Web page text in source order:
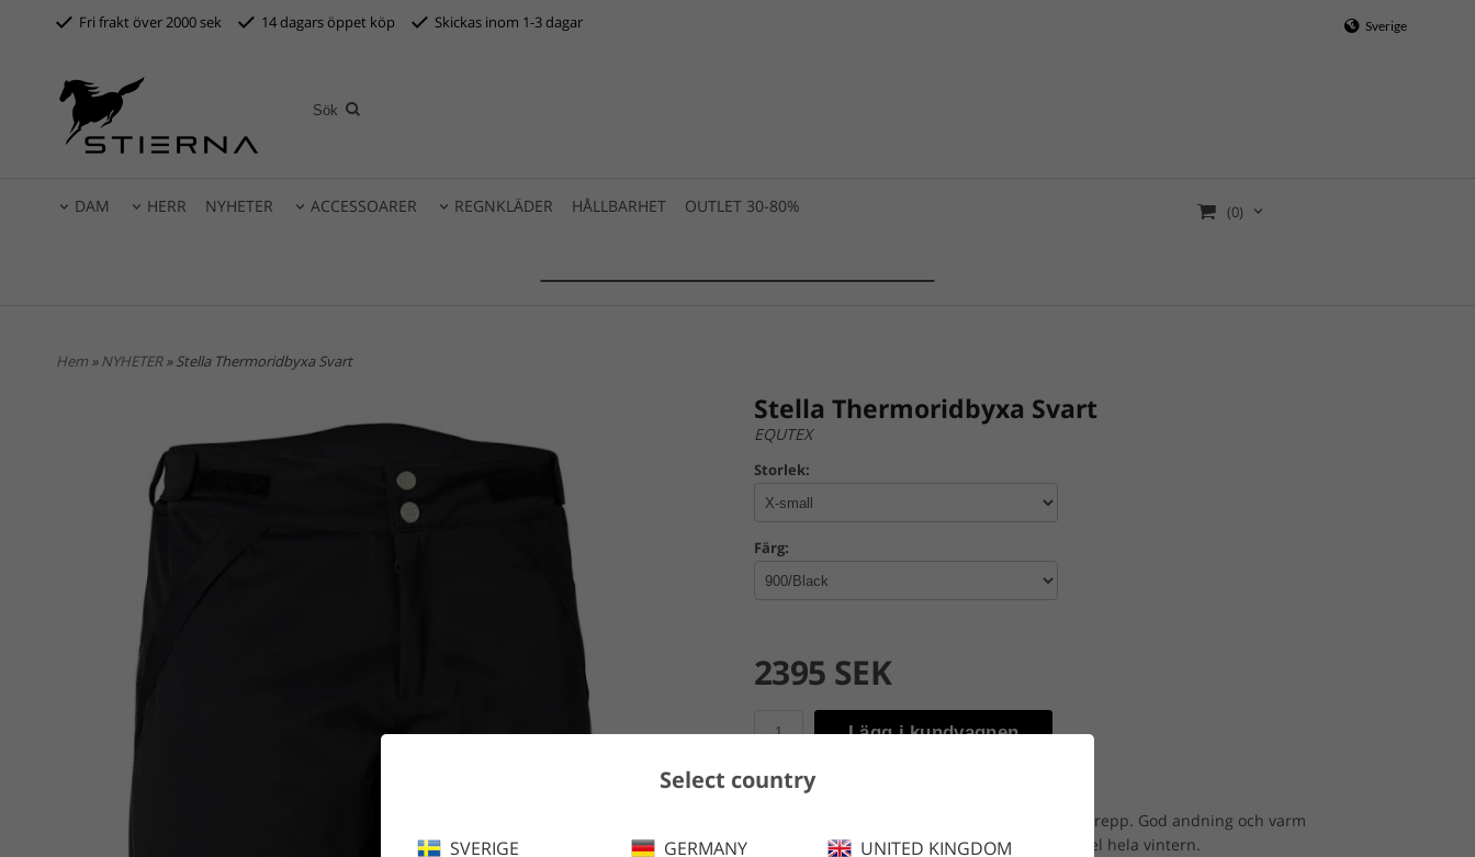
Fri frakt över 2000 sek 14 dagars öppet köp Skickas inom 1-3 dagar Sverige
Select country
SVERIGE
GERMANY
UNITED KINGDOM
DAM HERR NYHETER ACCESSOARER REGNKLÄDER HÅLLBARHET OUTLET 30-80% (0)
Hem »NYHETER» Stella Thermoridbyxa Svart
Stella Thermoridbyxa Svart
EQUTEX
Storlek:
Färg:
2395 SEK
Lägg i kundvagnen
En vatten- och vindtät vinterbyxa med silikongrepp. God andning och varm
lättviktspadding håller dig torr och komfortabel hela vintern.